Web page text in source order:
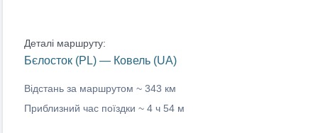
Деталі маршруту:
Бєлосток (PL) — Ковель (UA)
Відстань за маршрутом ~ 343 км
Приблизний час поїздки ~ 4 ч 54 м